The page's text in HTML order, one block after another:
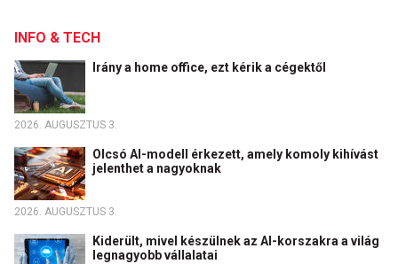
INFO & TECH
Irány a home office, ezt kérik a cégektől
2026. AUGUSZTUS 3.
Olcsó AI-modell érkezett, amely komoly kihívást
jelenthet a nagyoknak
2026. AUGUSZTUS 3.
Kiderült, mivel készülnek az AI-korszakra a világ
legnagyobb vállalatai